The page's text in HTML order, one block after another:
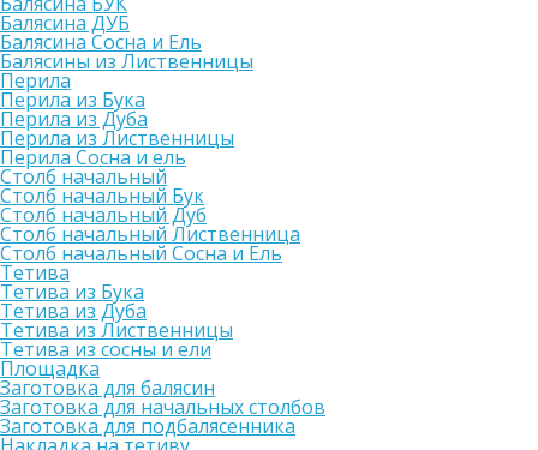
Балясина ДУБ
Балясина Сосна и Ель
Балясины из Лиственницы
Перила
Перила из Бука
Перила из Дуба
Перила из Лиственницы
Перила Сосна и ель
Столб начальный
Столб начальный Бук
Столб начальный Дуб
Столб начальный Лиственница
Столб начальный Сосна и Ель
Тетива
Тетива из Бука
Тетива из Дуба
Тетива из Лиственницы
Тетива из сосны и ели
Площадка
Заготовка для балясин
Заготовка для начальных столбов
Заготовка для подбалясенника